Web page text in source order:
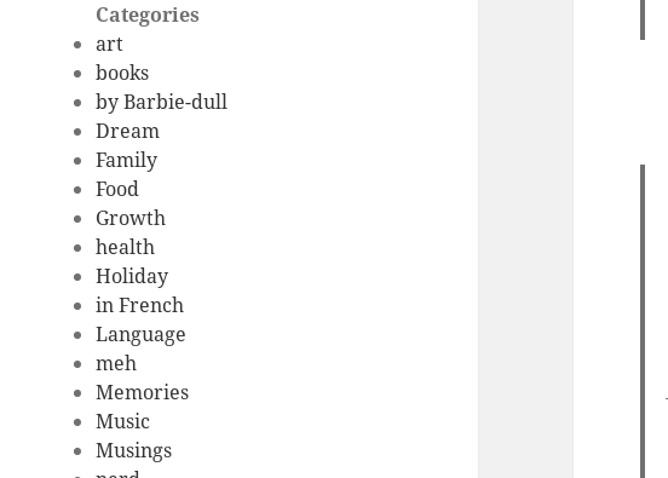
Categories
art
books
by Barbie-dull
Dream
Family
Food
Growth
health
Holiday
in French
Language
meh
Memories
Music
Musings